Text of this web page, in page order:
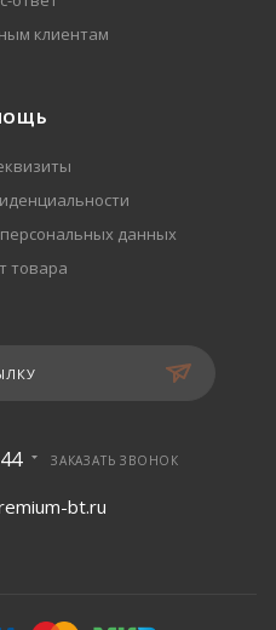
клиентам
данных
товара
ЗАКАЗАТЬ ЗВОНОК
bt.ru